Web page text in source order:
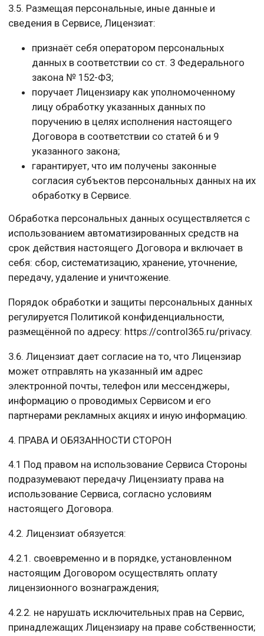
3.5. Размещая персональные, иные данные и
сведения в Сервисе, Лицензиат:
признаёт себя оператором персональных
данных в соответствии со ст. 3 Федерального
закона № 152-ФЗ;
поручает Лицензиару как уполномоченному
лицу обработку указанных данных по
поручению в целях исполнения настоящего
Договора в соответствии со статей 6 и 9
указанного закона;
гарантирует, что им получены законные
согласия субъектов персональных данных на их
обработку в Сервисе.
Обработка персональных данных осуществляется с
использованием автоматизированных средств на
срок действия настоящего Договора и включает в
себя: сбор, систематизацию, хранение, уточнение,
передачу, удаление и уничтожение.
Порядок обработки и защиты персональных данных
регулируется Политикой конфиденциальности,
размещённой по адресу: https://control365.ru/privacy.
3.6. Лицензиат дает согласие на то, что Лицензиар
может отправлять на указанный им адрес
электронной почты, телефон или мессенджеры,
информацию о проводимых Сервисом и его
партнерами рекламных акциях и иную информацию.
4. ПРАВА И ОБЯЗАННОСТИ СТОРОН
4.1 Под правом на использование Сервиса Стороны
подразумевают передачу Лицензиату права на
использование Сервиса, согласно условиям
настоящего Договора.
4.2. Лицензиат обязуется:
4.2.1. своевременно и в порядке, установленном
настоящим Договором осуществлять оплату
лицензионного вознаграждения;
4.2.2. не нарушать исключительных прав на Сервис,
принадлежащих Лицензиару на праве собственности;